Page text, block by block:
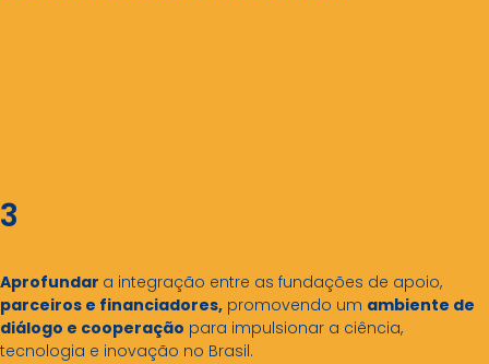
3
Aprofundar a integração entre as fundações de apoio,
parceiros e financiadores, promovendo um ambiente de
diálogo e cooperação para impulsionar a ciência,
tecnologia e inovação no Brasil.